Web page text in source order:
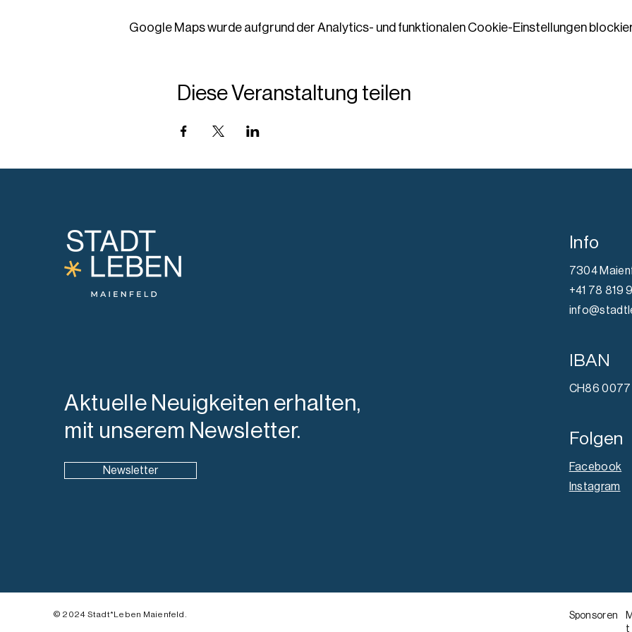
Google Maps wurde aufgrund der Analytics- und funktionalen Cookie-Einstellungen
Diese Veranstaltung teilen
Aktuelle Neuigkeiten erhalten,
mit unserem Newsletter.
Newsletter
Info
7304
+41 78 819
IBAN
CH86
Folgen
Facebook
Instagram
© 2024 Stadt*Leben Maienfeld. Sponsoren
t